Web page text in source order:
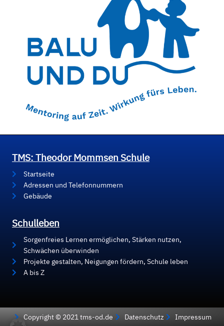
TMS: Theodor Mommsen Schule
Startseite
Adressen und Telefonnummern
Gebäude
Schulleben
Sorgenfreies Lernen ermöglichen, Stärken nutzen,
Schwächen überwinden
Projekte gestalten, Neigungen fördern, Schule leben
A bis Z
Copyright © 2021 tms-od.de Datenschutz Impressum